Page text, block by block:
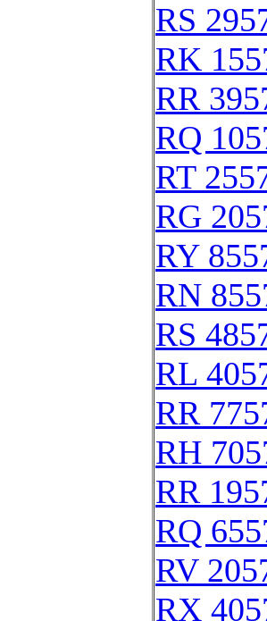
RS
RK
RR
RQ
RT
RG
RY
RN
RS
RL
RR
RH
RR
RQ
RV
RX